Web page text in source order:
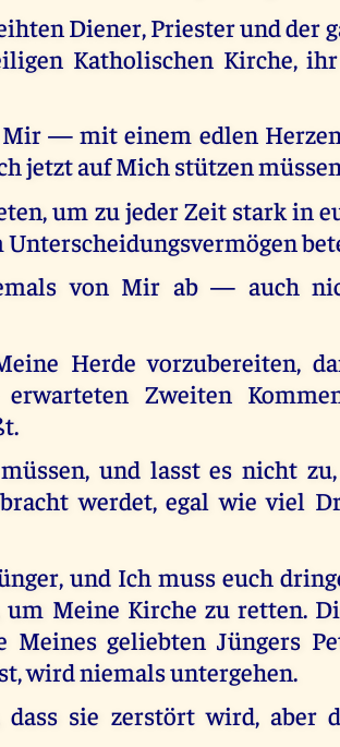
Diener, Priester und der
Katholischen Kirche,
Mir — mit einem edlen
jetzt auf Mich stützen
um zu jeder Zeit stark in
von Mir ab — auch
Herde vorzubereiten,
Zweiten
und lasst es nicht
werdet, egal wie viel
und Ich muss euch
um Meine Kirche zu retten.
geliebten Jüngers
wird niemals untergehen.
dass sie zerstört wird, aber